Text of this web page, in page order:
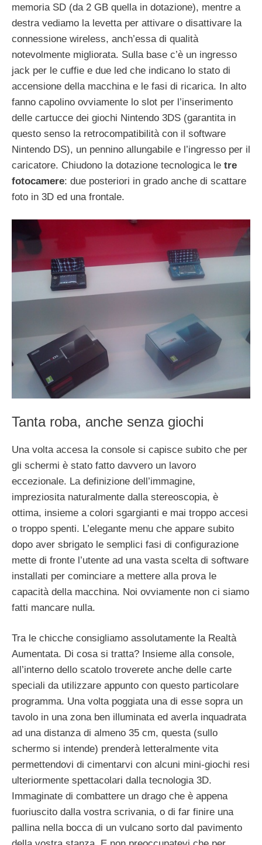
memoria SD (da 2 GB quella in dotazione), mentre a
destra vediamo la levetta per attivare o disattivare la
connessione wireless, anch’essa di qualità
notevolmente migliorata. Sulla base c’è un ingresso
jack per le cuffie e due led che indicano lo stato di
accensione della macchina e le fasi di ricarica. In alto
fanno capolino ovviamente lo slot per l’inserimento
delle cartucce dei giochi Nintendo 3DS (garantita in
questo senso la retrocompatibilità con il software
Nintendo DS), un pennino allungabile e l’ingresso per il
caricatore. Chiudono la dotazione tecnologica le tre
fotocamere: due posteriori in grado anche di scattare
foto in 3D ed una frontale.
Tanta roba, anche senza giochi
Una volta accesa la console si capisce subito che per
gli schermi è stato fatto davvero un lavoro
eccezionale. La definizione dell’immagine,
impreziosita naturalmente dalla stereoscopia, è
ottima, insieme a colori sgargianti e mai troppo accesi
o troppo spenti. L’elegante menu che appare subito
dopo aver sbrigato le semplici fasi di configurazione
mette di fronte l’utente ad una vasta scelta di software
installati per cominciare a mettere alla prova le
capacità della macchina. Noi ovviamente non ci siamo
fatti mancare nulla.
Tra le chicche consigliamo assolutamente la Realtà
Aumentata. Di cosa si tratta? Insieme alla console,
all’interno dello scatolo troverete anche delle carte
speciali da utilizzare appunto con questo particolare
programma. Una volta poggiata una di esse sopra un
tavolo in una zona ben illuminata ed averla inquadrata
ad una distanza di almeno 35 cm, questa (sullo
schermo si intende) prenderà letteralmente vita
permettendovi di cimentarvi con alcuni mini-giochi resi
ulteriormente spettacolari dalla tecnologia 3D.
Immaginate di combattere un drago che è appena
fuoriuscito dalla vostra scrivania, o di far finire una
pallina nella bocca di un vulcano sorto dal pavimento